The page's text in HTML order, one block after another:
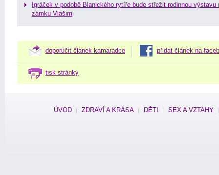
Igráček v podobě Blanického rytíře bude střežit rodinnou výstavu
zámku Vlašim
doporučit článek kamarádce přidat článek na
tisk stránky
ÚVOD ZDRAVÍ A KRÁSA DĚTI SEX A VZTAHY